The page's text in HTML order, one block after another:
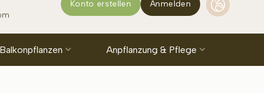
Konto erstellen Anmelden
Anpflanzung & Pflege